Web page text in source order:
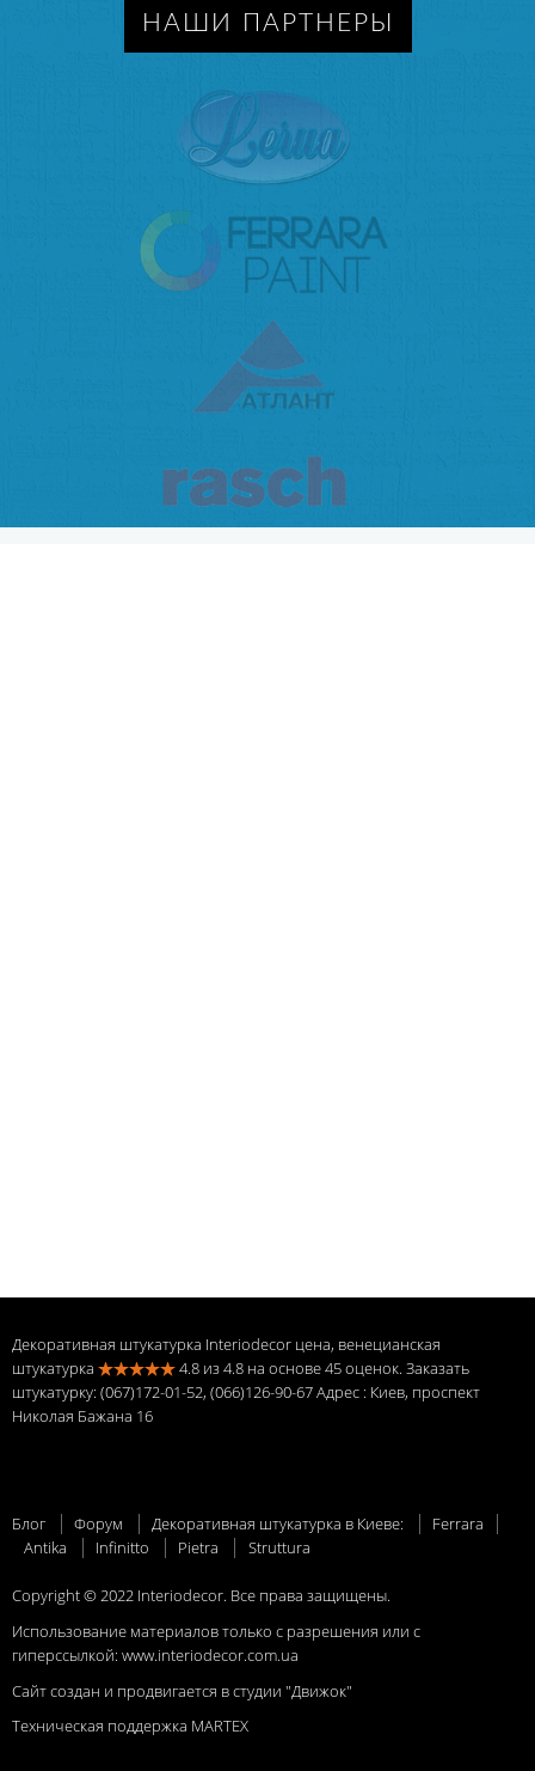
НАШИ ПАРТНЕРЫ
Декоративная штукатурка Interiodecor цена, венецианская
штукатурка
4.8 из4.8 на основе45оценок. Заказать
штукатурку: (067)172-01-52, (066)126-90-67 Адрес : Киев, проспект
Николая Бажана 16
Блог Форум Декоративная штукатурка в Киеве:
Ferrara
Antika
Infinitto Pietra Struttura
Copyright © 2022 Interiodecor. Все права защищены.
Использование материалов только с разрешения или с
гиперссылкой: www.interiodecor.com.ua
Сайт создан и продвигается в студии "Движок"
Техническая поддержка MARTEХ